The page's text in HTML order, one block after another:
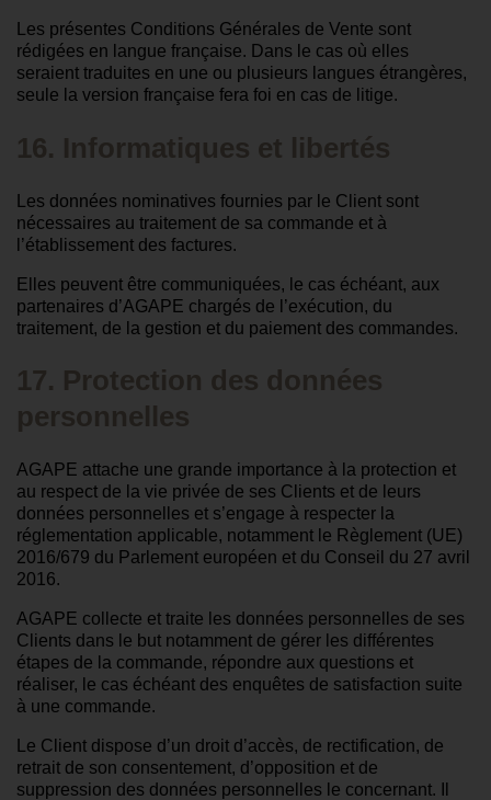
Les présentes Conditions Générales de Vente sont
rédigées en langue française. Dans le cas où elles
seraient traduites en une ou plusieurs langues étrangères,
seule la version française fera foi en cas de litige.
16. Informatiques et libertés
Les données nominatives fournies par le Client sont
nécessaires au traitement de sa commande et à
l’établissement des factures.
Elles peuvent être communiquées, le cas échéant, aux
partenaires d’AGAPE chargés de l’exécution, du
traitement, de la gestion et du paiement des commandes.
17. Protection des données
personnelles
AGAPE attache une grande importance à la protection et
au respect de la vie privée de ses Clients et de leurs
données personnelles et s’engage à respecter la
réglementation applicable, notamment le Règlement (UE)
2016/679 du Parlement européen et du Conseil du 27 avril
2016.
AGAPE collecte et traite les données personnelles de ses
Clients dans le but notamment de gérer les différentes
étapes de la commande, répondre aux questions et
réaliser, le cas échéant des enquêtes de satisfaction suite
à une commande.
Le Client dispose d’un droit d’accès, de rectification, de
retrait de son consentement, d’opposition et de
suppression des données personnelles le concernant. Il